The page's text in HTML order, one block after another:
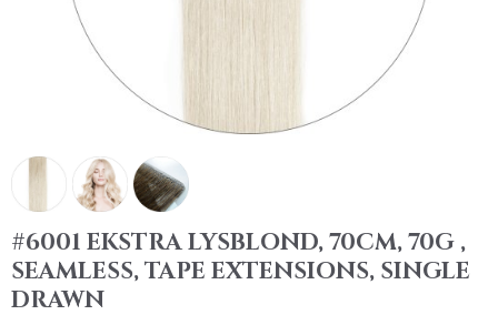
#6001 EKSTRA LYSBLOND, 70CM, 70G ,
SEAMLESS, TAPE EXTENSIONS, SINGLE
DRAWN